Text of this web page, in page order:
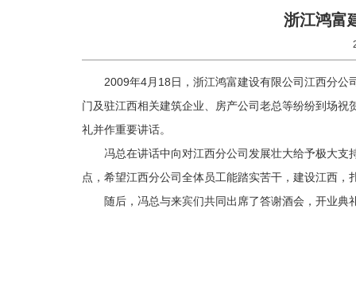
浙江鸿富
2009年4月18日，浙江鸿富建设有限公司江西分
门及驻江西相关建筑企业、房产公司老总等纷纷到场
礼并作重要讲话。
冯总在讲话中向对江西分公司发展壮大给予极大
点，希望江西分公司全体员工能踏实苦干，建设江西
随后，冯总与来宾们共同出席了答谢酒会，开业典